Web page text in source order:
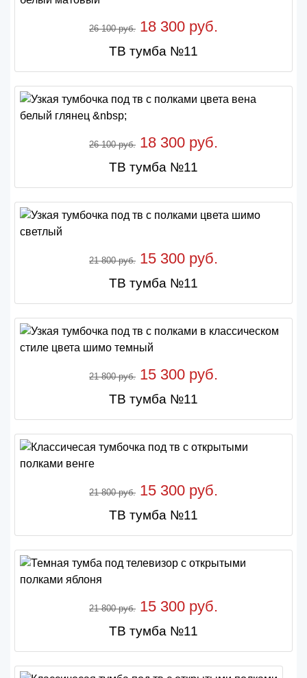
26 100 руб. 18 300 руб.
ТВ тумба №11
26 100 руб. 18 300 руб.
ТВ тумба №11
21 800 руб. 15 300 руб.
ТВ тумба №11
21 800 руб. 15 300 руб.
ТВ тумба №11
21 800 руб. 15 300 руб.
ТВ тумба №11
21 800 руб. 15 300 руб.
ТВ тумба №11